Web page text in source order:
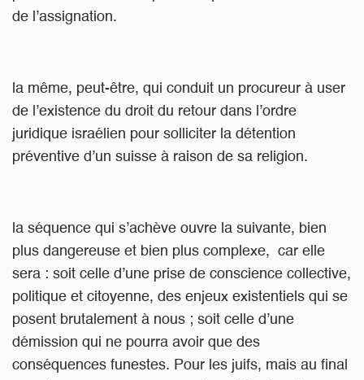
de l’assignation.
la même, peut-être, qui conduit un procureur à user
de l’existence du droit du retour dans l’ordre
juridique israélien pour solliciter la détention
préventive d’un suisse à raison de sa religion.
la séquence qui s’achève ouvre la suivante, bien
plus dangereuse et bien plus complexe, car elle
sera : soit celle d’une prise de conscience collective,
politique et citoyenne, des enjeux existentiels qui se
posent brutalement à nous ; soit celle d’une
démission qui ne pourra avoir que des
conséquences funestes. Pour les juifs, mais au final